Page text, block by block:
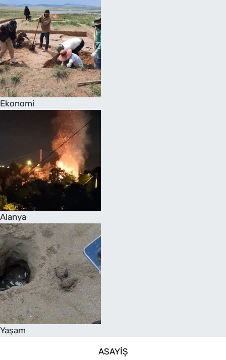
Ekonomi
Alanya
Yaşam
ASAYIŞ